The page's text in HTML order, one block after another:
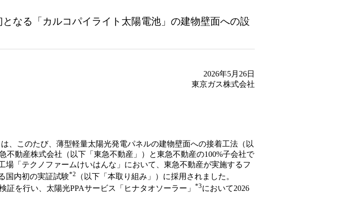
なる「カルコパイライト太陽電池」の建物壁面への設
2026年5月26日
東京ガス株式会社
このたび、薄型軽量太陽光発電パネルの建物壁面への接着工法（以
動産株式会社（以下「東急不動産」）と東急不動産の100%子会社で
場「テクノファームけいはんな」において、東急不動産が実施するフ
国内初の実証試験*2
（以下「本取り組み」）に採用されました。
を行い、太陽光PPAサービス「ヒナタオソーラー」 *3において2026